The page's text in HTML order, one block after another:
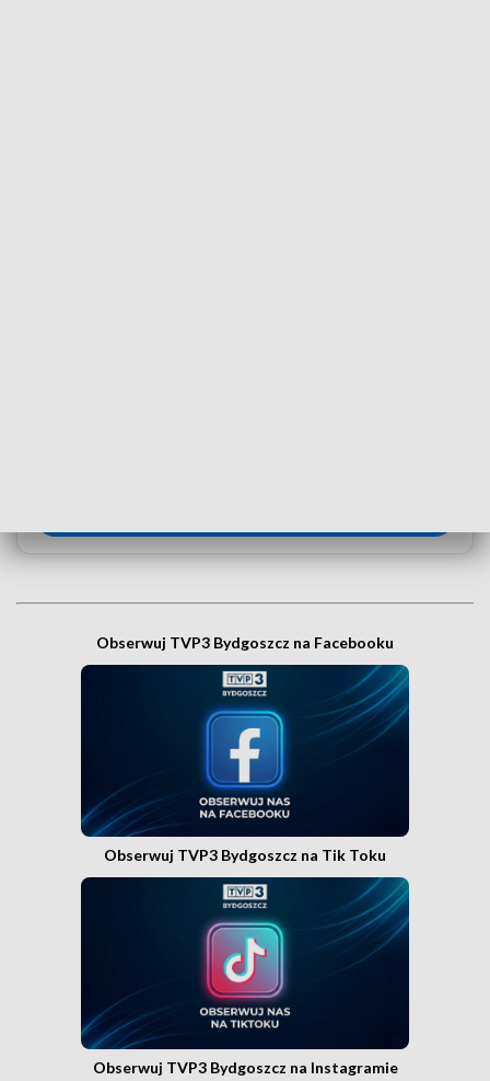
Obserwuj TVP3 Bydgoszcz na Facebooku
Obserwuj TVP3 Bydgoszcz na Tik Toku
Obserwuj TVP3 Bydgoszcz na Instagramie